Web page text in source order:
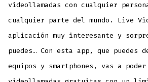
videollamadas con cualquier
cualquier parte del mundo. Live
aplicación muy interesante y
puedes… Con esta app, que puedes
equipos y smartphones, vas a poder